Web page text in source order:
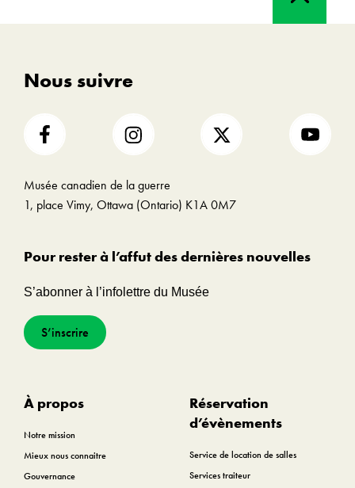
Nous suivre
Musée canadien de la guerre
1, place Vimy, Ottawa (Ontario) K1A 0M7
Pour rester à l’affut des dernières nouvelles
S’abonner à l’infolettre du Musée
S’inscrire
À propos
Notre mission
Mieux nous connaitre
Gouvernance
Réservation
d’évènements
Service de location de salles
Services traiteur